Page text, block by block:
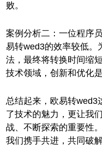
败。
案例分析二：一位程序
易转wed3的效率较低。
法，最终将转换时间缩
技术领域，创新和优化
总结起来，欧易转wed3
了技术的魅力，更让我
战、不断探索的重要性
我们携手共进，共同破